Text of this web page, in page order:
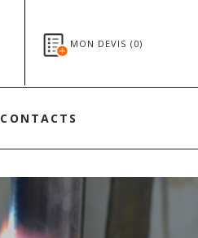
MON DEVIS (0)
CONTACTS